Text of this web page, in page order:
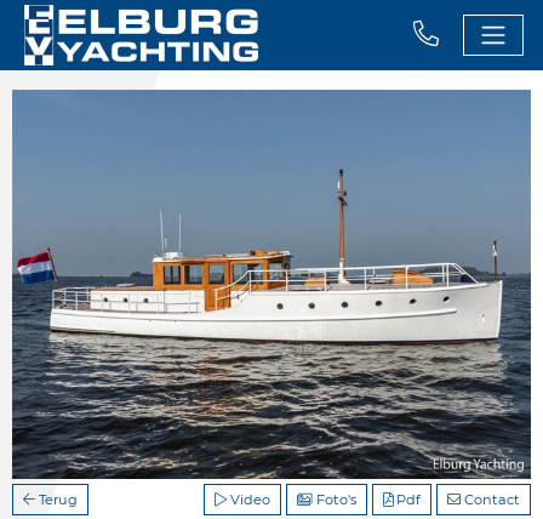
Terug Contact
Pdf
Foto's
Video